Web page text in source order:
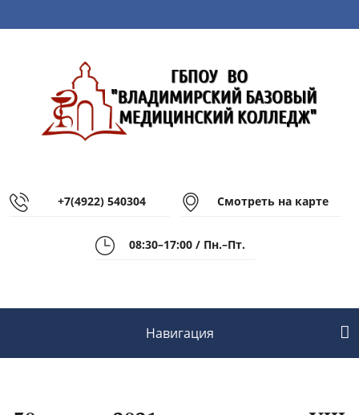
+7(4922) 540304 Смотреть на карте
08:30–17:00 / Пн.–Пт.
Навигация